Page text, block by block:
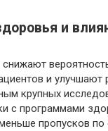
и
и улучшают
крупных
с программами
пропусков